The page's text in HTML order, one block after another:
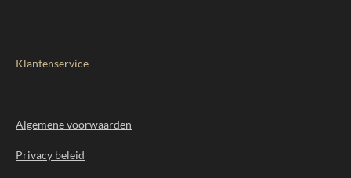
Klantenservice
Algemene voorwaarden
Privacy beleid